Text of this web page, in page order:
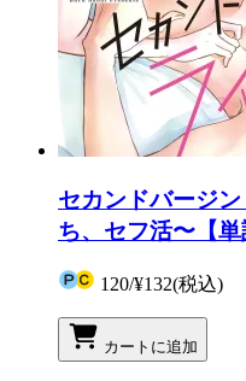
セカンドバージ
ち、セフ活〜【単
120/¥132(税込)
カートに追加